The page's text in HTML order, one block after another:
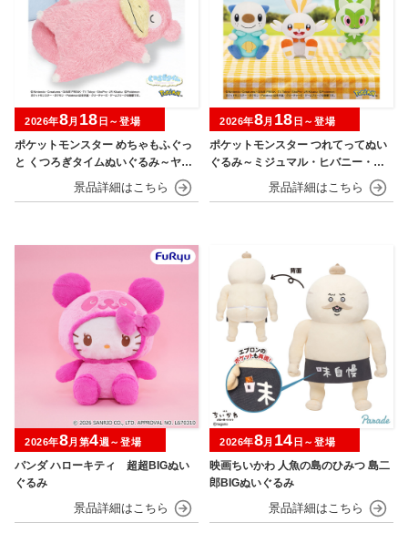
ポケットモンスター めちゃもふぐっ
と くつろぎタイムぬいぐるみ～ヤド
2026年8月 18 日～登場
ポケットモンスター つれてってぬい
ぐるみ～ミジュマル・ヒバニー・ニ
2026年8月 18 日～登場
パンダ ハローキティ 超超BIGぬい
ぐるみ
2026年8月第4週～登場
映画ちいかわ 人魚の島のひみつ 島二
郎BIGぬいぐるみ
2026年8月 14 日～登場